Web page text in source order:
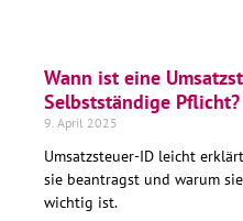
Wann ist eine
Selbstständige Pflicht?
9. April 2025
Umsatzsteuer-ID leicht
sie beantragst und warum
wichtig ist.